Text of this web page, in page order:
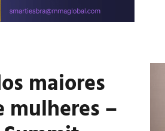
maiores
mulheres –